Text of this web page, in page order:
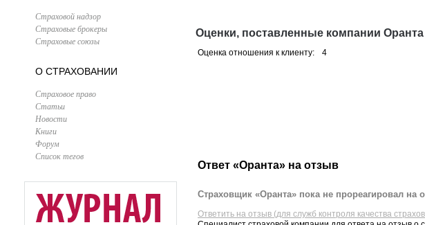
Страховой надзор
Страховые брокеры
Страховые союзы
О СТРАХОВАНИИ
Страховое право
Статьи
Новости
Книги
Форум
Список тегов
Оценки, поставленные компании Оранта
Оценка отношения к клиенту: 4
Ответ «Оранта» на отзыв
Страховщик «Оранта» пока не прореагировал на
Ответить на отзыв (для служб контроля качества